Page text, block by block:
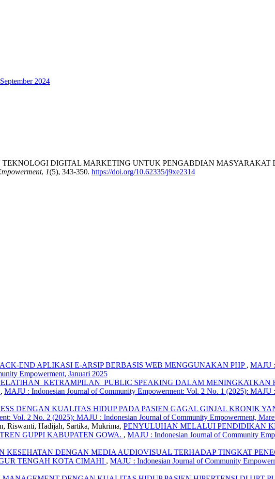
2024
TEKNOLOGI DIGITAL MARKETING UNTUK PENGABDIAN
, 1(5), 343-350. https://doi.org/10.62335/j9xe2314
END APLIKASI E-ARSIP BERBASIS WEB MENGGUNAKAN PHP , MAJU
Empowerment, Januari 2025
KETRAMPILAN PUBLIC SPEAKING DALAM MENINGKATKAN
, MAJU : Indonesian Journal of Community Empowerment: Vol. 2 No. 1 (2025): MAJU
DENGAN KUALITAS HIDUP PADA PASIEN GAGAL GINJAL KRONIK
Vol. 2 No. 2 (2025): MAJU : Indonesian Journal of Community Empowerment,
Riswanti, Hadijah, Sartika, Mukrima, PENYULUHAN MELALUI PENDIDIKAN
GUPPI KABUPATEN GOWA. , MAJU : Indonesian Journal of Community
KESEHATAN DENGAN MEDIA AUDIOVISUAL TERHADAP TINGKAT
TENGAH KOTA CIMAHI , MAJU : Indonesian Journal of Community